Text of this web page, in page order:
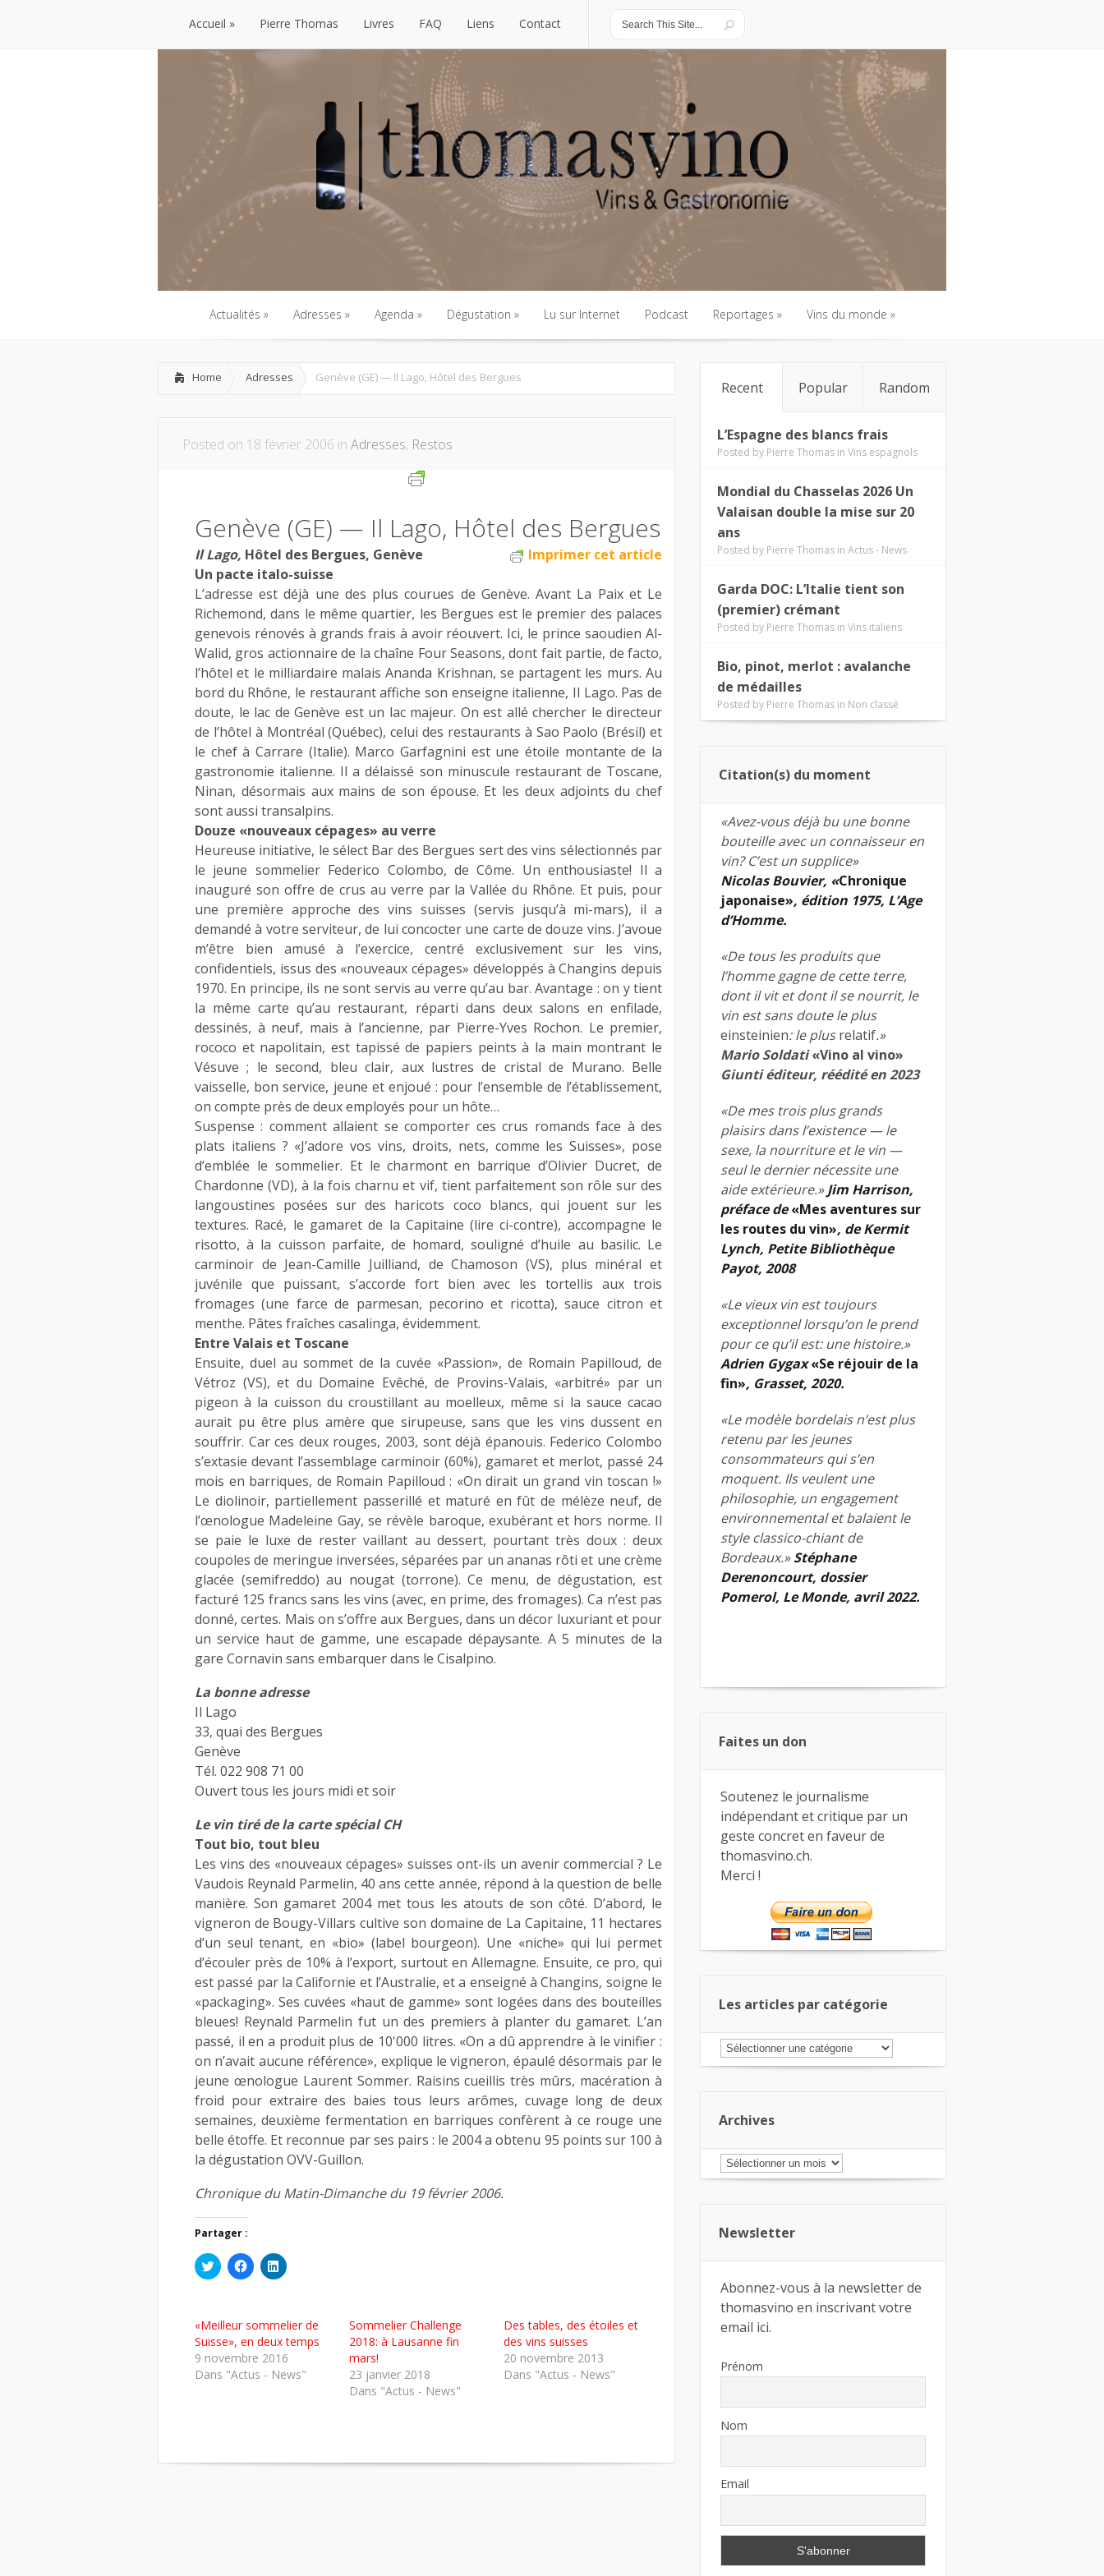
Accueil
Accueil
Pierre Thomas Livres FAQ Liens Contact
Actualités
Actualités
Adresses
Adresses
Agenda
Agenda
Dégustation
Dégustation
Lu sur Internet
Lu sur Internet
Podcast
Podcast
Reportages
Reportages
Vins du monde
Vins du monde
Home Adresses Genève (GE) — Il Lago, Hôtel des Bergues
Posted on 18 février 2006 in Adresses, Restos
Genève (GE) — Il Lago, Hôtel des Bergues
Imprimer cet article
Il Lago, Hôtel des Bergues, Genève
Un pacte italo-suisse
L’adresse est déjà une des plus courues de Genève. Avant La Paix et Le
Richemond, dans le même quartier, les Bergues est le premier des palaces
genevois rénovés à grands frais à avoir réouvert. Ici, le prince saoudien Al-
Walid, gros actionnaire de la chaîne Four Seasons, dont fait partie, de facto,
l’hôtel et le milliardaire malais Ananda Krishnan, se partagent les murs. Au
bord du Rhône, le restaurant affiche son enseigne italienne, Il Lago. Pas de
doute, le lac de Genève est un lac majeur. On est allé chercher le directeur
de l’hôtel à Montréal (Québec), celui des restaurants à Sao Paolo (Brésil) et
le chef à Carrare (Italie). Marco Garfagnini est une étoile montante de la
gastronomie italienne. Il a délaissé son minuscule restaurant de Toscane,
Ninan, désormais aux mains de son épouse. Et les deux adjoints du chef
sont aussi transalpins.
Douze «nouveaux cépages» au verre
Heureuse initiative, le sélect Bar des Bergues sert des vins sélectionnés par
le jeune sommelier Federico Colombo, de Côme. Un enthousiaste! Il a
inauguré son offre de crus au verre par la Vallée du Rhône. Et puis, pour
une première approche des vins suisses (servis jusqu’à mi-mars), il a
demandé à votre serviteur, de lui concocter une carte de douze vins. J’avoue
m’être bien amusé à l’exercice, centré exclusivement sur les vins,
confidentiels, issus des «nouveaux cépages» développés à Changins depuis
1970. En principe, ils ne sont servis au verre qu’au bar. Avantage : on y tient
la même carte qu’au restaurant, réparti dans deux salons en enfilade,
dessinés, à neuf, mais à l’ancienne, par Pierre-Yves Rochon. Le premier,
rococo et napolitain, est tapissé de papiers peints à la main montrant le
Vésuve ; le second, bleu clair, aux lustres de cristal de Murano. Belle
vaisselle, bon service, jeune et enjoué : pour l’ensemble de l’établissement,
on compte près de deux employés pour un hôte…
Suspense : comment allaient se comporter ces crus romands face à des
plats italiens ? «J’adore vos vins, droits, nets, comme les Suisses», pose
d’emblée le sommelier. Et le charmont en barrique d’Olivier Ducret, de
Chardonne (VD), à la fois charnu et vif, tient parfaitement son rôle sur des
langoustines posées sur des haricots coco blancs, qui jouent sur les
textures. Racé, le gamaret de la Capitaine (lire ci-contre), accompagne le
risotto, à la cuisson parfaite, de homard, souligné d’huile au basilic. Le
carminoir de Jean-Camille Juilliand, de Chamoson (VS), plus minéral et
juvénile que puissant, s’accorde fort bien avec les tortellis aux trois
fromages (une farce de parmesan, pecorino et ricotta), sauce citron et
menthe. Pâtes fraîches casalinga, évidemment.
Entre Valais et Toscane
Ensuite, duel au sommet de la cuvée «Passion», de Romain Papilloud, de
Vétroz (VS), et du Domaine Evêché, de Provins-Valais, «arbitré» par un
pigeon à la cuisson du croustillant au moelleux, même si la sauce cacao
aurait pu être plus amère que sirupeuse, sans que les vins dussent en
souffrir. Car ces deux rouges, 2003, sont déjà épanouis. Federico Colombo
s’extasie devant l’assemblage carminoir (60%), gamaret et merlot, passé 24
mois en barriques, de Romain Papilloud : «On dirait un grand vin toscan !»
Le diolinoir, partiellement passerillé et maturé en fût de mélèze neuf, de
l’œnologue Madeleine Gay, se révèle baroque, exubérant et hors norme. Il
se paie le luxe de rester vaillant au dessert, pourtant très doux : deux
coupoles de meringue inversées, séparées par un ananas rôti et une crème
glacée (semifreddo) au nougat (torrone). Ce menu, de dégustation, est
facturé 125 francs sans les vins (avec, en prime, des fromages). Ca n’est pas
donné, certes. Mais on s’offre aux Bergues, dans un décor luxuriant et pour
un service haut de gamme, une escapade dépaysante. A 5 minutes de la
gare Cornavin sans embarquer dans le Cisalpino.
La bonne adresse
Il Lago
33, quai des Bergues
Genève
Tél. 022 908 71 00
Ouvert tous les jours midi et soir
Le vin tiré de la carte spécial CH
Tout bio, tout bleu
Les vins des «nouveaux cépages» suisses ont-ils un avenir commercial ? Le
Vaudois Reynald Parmelin, 40 ans cette année, répond à la question de belle
manière. Son gamaret 2004 met tous les atouts de son côté. D’abord, le
vigneron de Bougy-Villars cultive son domaine de La Capitaine, 11 hectares
d’un seul tenant, en «bio» (label bourgeon). Une «niche» qui lui permet
d’écouler près de 10% à l’export, surtout en Allemagne. Ensuite, ce pro, qui
est passé par la Californie et l’Australie, et a enseigné à Changins, soigne le
«packaging». Ses cuvées «haut de gamme» sont logées dans des bouteilles
bleues! Reynald Parmelin fut un des premiers à planter du gamaret. L’an
passé, il en a produit plus de 10'000 litres. «On a dû apprendre à le vinifier :
on n’avait aucune référence», explique le vigneron, épaulé désormais par le
jeune œnologue Laurent Sommer. Raisins cueillis très mûrs, macération à
froid pour extraire des baies tous leurs arômes, cuvage long de deux
semaines, deuxième fermentation en barriques confèrent à ce rouge une
belle étoffe. Et reconnue par ses pairs : le 2004 a obtenu 95 points sur 100 à
la dégustation OVV-Guillon.
Chronique du Matin-Dimanche du 19 février 2006.
Partager :
Cliquez
pour
dans
une
nouvelle
fenêtre)
Cliquez
pour
une
nouvelle
fenêtre)
Cliquez
pour
dans
une
nouvelle
fenêtre)
«Meilleur sommelier de
Suisse», en deux temps
9 novembre 2016
Dans "Actus - News"
Sommelier Challenge
2018: à Lausanne fin
mars!
23 janvier 2018
Dans "Actus - News"
Des tables, des étoiles et
des vins suisses
20 novembre 2013
Dans "Actus - News"
Recent Popular Random
L’Espagne des blancs frais
Posted by Pierre Thomas in Vins espagnols
Mondial du Chasselas 2026 Un
Valaisan double la mise sur 20
ans
Posted by Pierre Thomas in Actus - News
Garda DOC: L’Italie tient son
(premier) crémant
Posted by Pierre Thomas in Vins italiens
Bio, pinot, merlot : avalanche
de médailles
Posted by Pierre Thomas in Non classé
Citation(s) du moment
«Avez-vous déjà bu une bonne
bouteille avec un connaisseur en
vin? C’est un supplice»
Nicolas Bouvier, «Chronique
japonaise», édition 1975, L’Age
d’Homme.
«De tous les produits que
l’homme gagne de cette terre,
dont il vit et dont il se nourrit, le
vin est sans doute le plus
einsteinien: le plusrelatif.»
Mario Soldati«Vino al vino»
Giunti éditeur, réédité en 2023
«De mes trois plus grands
plaisirs dans l’existence — le
sexe, la nourriture et le vin —
seul le dernier nécessite une
aide extérieure.»Jim Harrison,
préface de«Mes aventures sur
les routes du vin», de Kermit
Lynch, Petite Bibliothèque
Payot, 2008
«Le vieux vin est toujours
exceptionnel lorsqu’on le prend
pour ce qu’il est: une histoire.»
Adrien Gygax«Se réjouir de la
fin», Grasset, 2020.
«Le modèle bordelais n’est plus
retenu par les jeunes
consommateurs qui s’en
moquent. Ils veulent une
philosophie, un engagement
environnemental et balaient le
style classico-chiant de
Bordeaux.»Stéphane
Derenoncourt, dossier
Pomerol, Le Monde, avril 2022.
Faites un don
Soutenez le journalisme
indépendant et critique par un
geste concret en faveur de
thomasvino.ch.
Merci !
Les articles par catégorie
Les
articles
Archives
Archives
Newsletter
Abonnez-vous à la newsletter de
thomasvino en inscrivant votre
email ici.
Prénom
Nom
Email